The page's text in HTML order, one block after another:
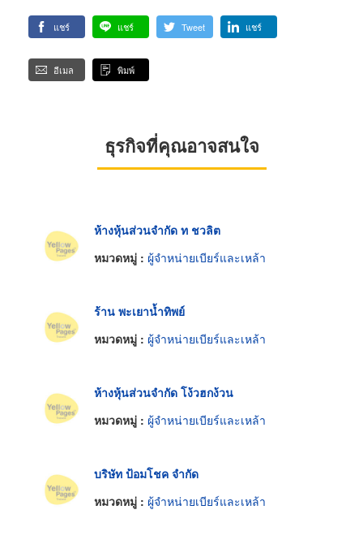
แชร์ แชร์ Tweet แชร์
อีเมล พิมพ์
ธุรกิจที่คุณอาจสนใจ
ห้างหุ้นส่วนจำกัด ท ชวลิต
หมวดหมู่ : ผู้จำหน่ายเบียร์และเหล้า
ร้าน พะเยาน้ำทิพย์
หมวดหมู่ : ผู้จำหน่ายเบียร์และเหล้า
ห้างหุ้นส่วนจำกัด โง้วฮกง้วน
หมวดหมู่ : ผู้จำหน่ายเบียร์และเหล้า
บริษัท ป้อมโชค จำกัด
หมวดหมู่ : ผู้จำหน่ายเบียร์และเหล้า